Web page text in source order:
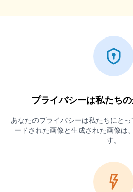
プライバシーは私たち
あなたのプライバシーは私たちにと
ードされた画像と生成された画像は
す。